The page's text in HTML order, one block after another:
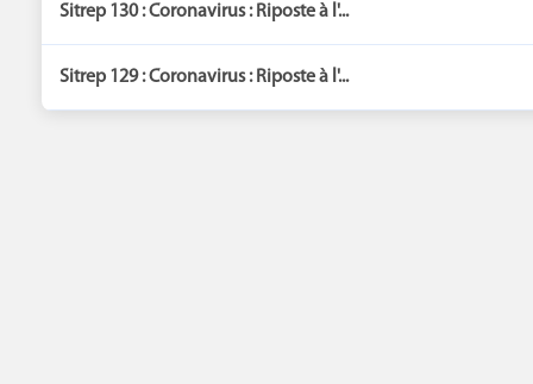
Sitrep 130 : Coronavirus : Riposte à l'...
Sitrep 129 : Coronavirus : Riposte à l'...